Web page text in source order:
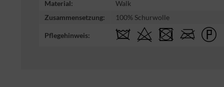
Material:
Walk
Zusammensetzung:
100% Schurwolle
Pflegehinweis: